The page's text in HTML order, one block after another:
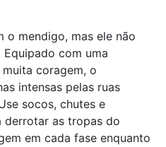
o mendigo, mas ele não
com uma
coragem, o
intensas pelas ruas
socos, chutes e
derrotar as tropas do
em cada fase enquanto